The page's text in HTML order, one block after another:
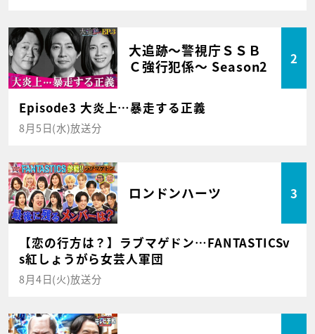
大追跡～警視庁ＳＳＢ
Ｃ強行犯係～ Season2
2
Episode3 大炎上…暴走する正義
8月5日(水)放送分
ロンドンハーツ 3
【恋の行方は？】ラブマゲドン…FANTASTICSv
s紅しょうがら女芸人軍団
8月4日(火)放送分